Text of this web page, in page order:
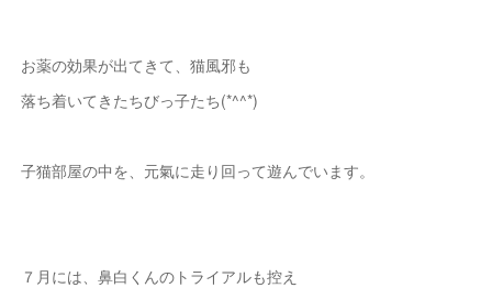
お薬の効果が出てきて、猫風邪も
落ち着いてきたちびっ子たち(*^^*)
子猫部屋の中を、元氣に走り回って遊んでいます。
７月には、鼻白くんのトライアルも控え